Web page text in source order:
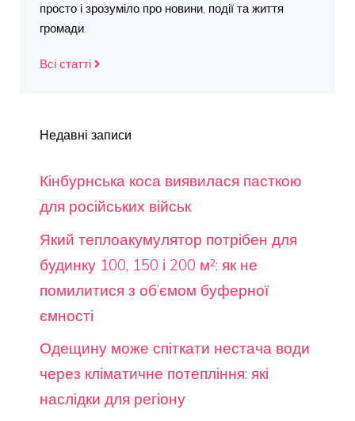
просто і зрозуміло про новини, події та життя
громади.
Всі статті
Недавні записи
Кінбурнська коса виявилася пасткою
для російських військ
Який теплоакумулятор потрібен для
будинку 100, 150 і 200 м²: як не
помилитися з об’ємом буферної
ємності
Одещину може спіткати нестача води
через кліматичне потепління: які
наслідки для регіону